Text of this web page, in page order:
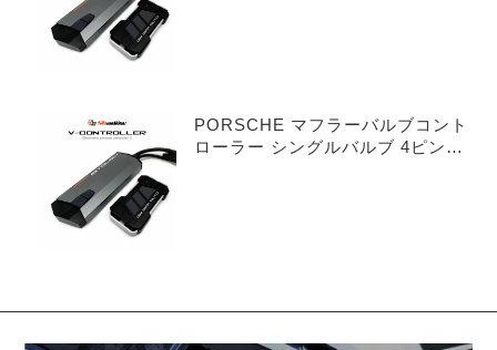
PORSCHE マフラーバルブコント
ローラー シングルバルブ 4ピンタ